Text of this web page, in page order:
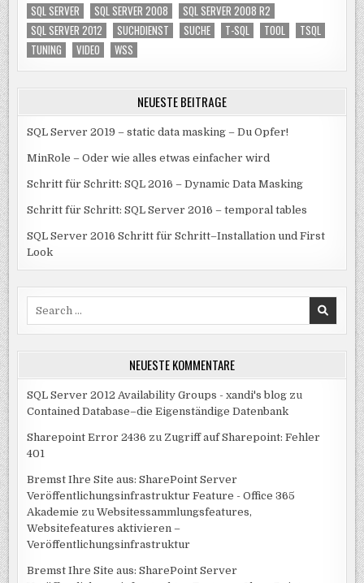
SQL SERVER
SQL SERVER 2008
SQL SERVER 2008 R2
SQL SERVER 2012
SUCHDIENST SUCHE T-SQL TOOL
TSQL
TUNING
VIDEO WSS
NEUESTE BEITRÄGE
SQL Server 2019 – static data masking – Du Opfer!
MinRole – Oder wie alles etwas einfacher wird
Schritt für Schritt: SQL 2016 – Dynamic Data Masking
Schritt für Schritt: SQL Server 2016 – temporal tables
SQL Server 2016 Schritt für Schritt–Installation und First
Look
NEUESTE KOMMENTARE
SQL Server 2012 Availability Groups - xandi's blog zu
Contained Database–die Eigenständige Datenbank
Sharepoint Error 2436 zu Zugriff auf Sharepoint: Fehler
401
Bremst Ihre Site aus: SharePoint Server
Veröffentlichungsinfrastruktur Feature - Office 365
Akademie zuWebsitessammlungsfeatures,
Websitefeatures aktivieren –
Veröffentlichungsinfrastruktur
Bremst Ihre Site aus: SharePoint Server